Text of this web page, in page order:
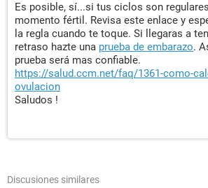
Es posible, sí...si tus ciclos son
momento fértil. Revisa este enlace y
la regla cuando te toque. Si llegaras a
retraso hazte una prueba de embarazo.
prueba será mas confiable.
https://salud.ccm.net/faq/1361-como-
ovulacion
Saludos !
Discusiones similares